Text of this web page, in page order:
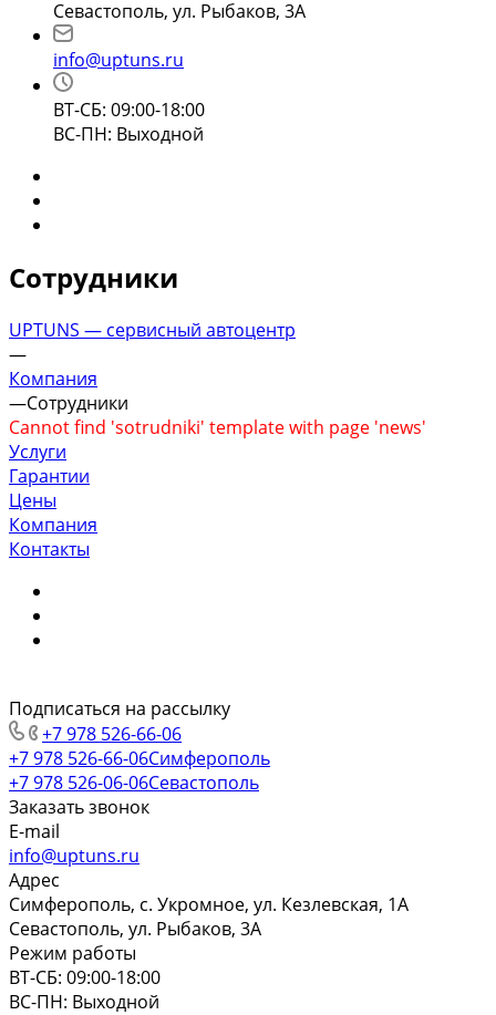
Севастополь, ул. Рыбаков, 3А
info@uptuns.ru
ВТ-СБ: 09:00-18:00
ВС-ПН: Выходной
Сотрудники
UPTUNS — сервисный автоцентр
—
Компания
—Сотрудники
Cannot find 'sotrudniki' template with page 'news'
Услуги
Гарантии
Цены
Компания
Контакты
Подписаться на рассылку
+7 978 526-66-06
+7 978 526-66-06Симферополь
+7 978 526-06-06Севастополь
Заказать звонок
E-mail
info@uptuns.ru
Адрес
Симферополь, с. Укромное, ул. Кезлевская, 1А
Севастополь, ул. Рыбаков, 3А
Режим работы
ВТ-СБ: 09:00-18:00
ВС-ПН: Выходной